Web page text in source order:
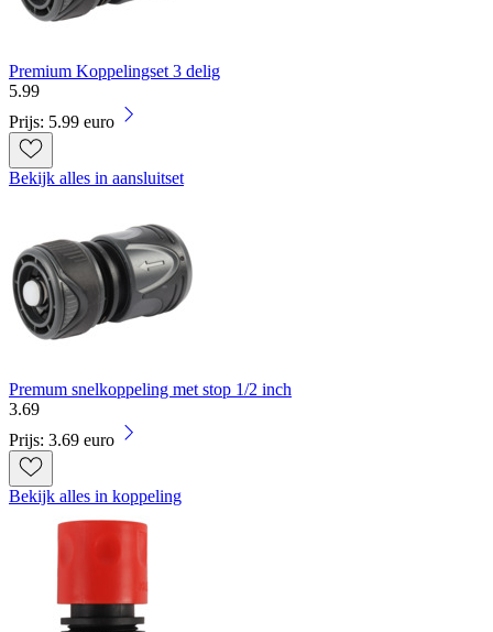
Premium Koppelingset 3 delig
5.99
Prijs: 5.99 euro
Bekijk alles in aansluitset
Premum snelkoppeling met stop 1/2 inch
3.69
Prijs: 3.69 euro
Bekijk alles in koppeling